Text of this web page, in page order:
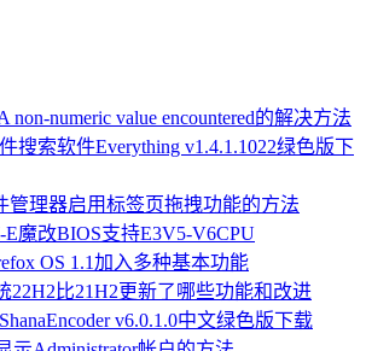
non-numeric value encountered的解决方法
搜索软件Everything v1.4.1.1022绿色版下
管理器启用标签页拖拽功能的方法
魔改BIOS支持E3V5-V6CPU
OS 1.1加入多种基本功能
22H2比21H2更新了哪些功能和改进
v6.0.1.0中文绿色版下载